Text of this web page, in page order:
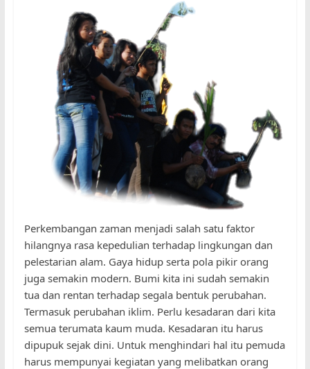
Perkembangan zaman menjadi salah satu faktor
hilangnya rasa kepedulian terhadap lingkungan dan
pelestarian alam. Gaya hidup serta pola pikir orang
juga semakin modern. Bumi kita ini sudah semakin
tua dan rentan terhadap segala bentuk perubahan.
Termasuk perubahan iklim. Perlu kesadaran dari kita
semua terumata kaum muda. Kesadaran itu harus
dipupuk sejak dini. Untuk menghindari hal itu pemuda
harus mempunyai kegiatan yang melibatkan orang